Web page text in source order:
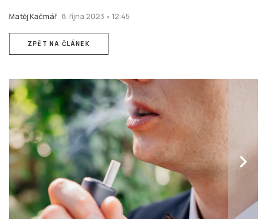
Matěj Kačmář 8. října 2023 • 12:45
ZPĚT NA ČLÁNEK
chevron_right